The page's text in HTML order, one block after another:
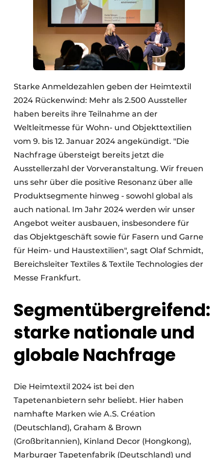
Starke Anmeldezahlen geben der Heimtextil
2024 Rückenwind: Mehr als 2.500 Aussteller
haben bereits ihre Teilnahme an der
Weltleitmesse für Wohn- und Objekttextilien
vom 9. bis 12. Januar 2024 angekündigt. "Die
Nachfrage übersteigt bereits jetzt die
Ausstellerzahl der Vorveranstaltung. Wir freuen
uns sehr über die positive Resonanz über alle
Produktsegmente hinweg - sowohl global als
auch national. Im Jahr 2024 werden wir unser
Angebot weiter ausbauen, insbesondere für
das Objektgeschäft sowie für Fasern und Garne
für Heim- und Haustextilien", sagt Olaf Schmidt,
Bereichsleiter Textiles & Textile Technologies der
Messe Frankfurt.
Segmentübergreifend:
starke nationale und
globale Nachfrage
Die Heimtextil 2024 ist bei den
Tapetenanbietern sehr beliebt. Hier haben
namhafte Marken wie A.S. Création
(Deutschland), Graham & Brown
(Großbritannien), Kinland Decor (Hongkong),
Marburger Tapetenfabrik (Deutschland) und